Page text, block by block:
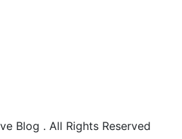
Blog . All Rights Reserved